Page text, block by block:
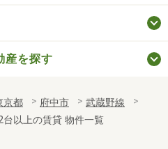
産を探す
京都 府中市
武蔵野線
以上の賃貸 物件一覧